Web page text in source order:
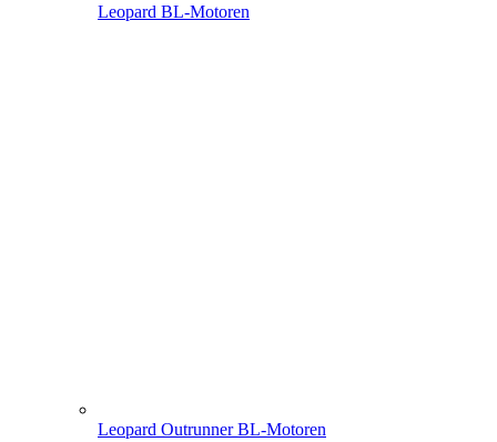
Leopard BL-Motoren
Leopard Outrunner BL-Motoren